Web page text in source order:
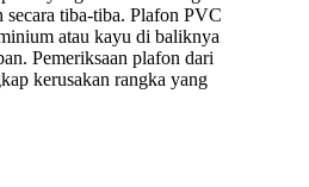
tiba-tiba. Plafon PVC
atau kayu di baliknya
Pemeriksaan plafon dari
kerusakan rangka yang